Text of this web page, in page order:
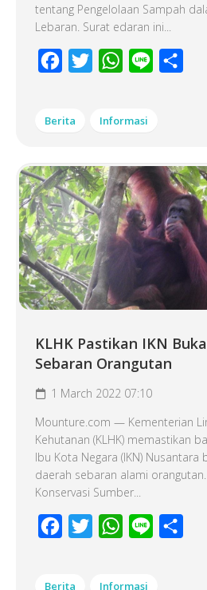
tentang Pengelolaan Sampah
Lebaran. Surat edaran ini...
Facebook
Twitter WhatsApp
Line
Berita Informasi
KLHK Pastikan IKN
Sebaran Orangutan
1 March 2022 07:10
Mounture.com — Kementerian
Kehutanan (KLHK) memastikan
Ibu Kota Negara (IKN) Nusantara
daerah sebaran alami
Konservasi Sumber...
Facebook
Twitter WhatsApp
Line
Berita Informasi